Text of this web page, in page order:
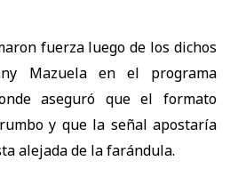
fuerza luego de los dichos
Mazuela en el programa
aseguró que el formato
y que la señal apostaría
alejada de la farándula.